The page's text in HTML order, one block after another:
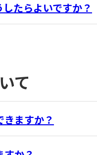
たらよいですか？
て
ますか？